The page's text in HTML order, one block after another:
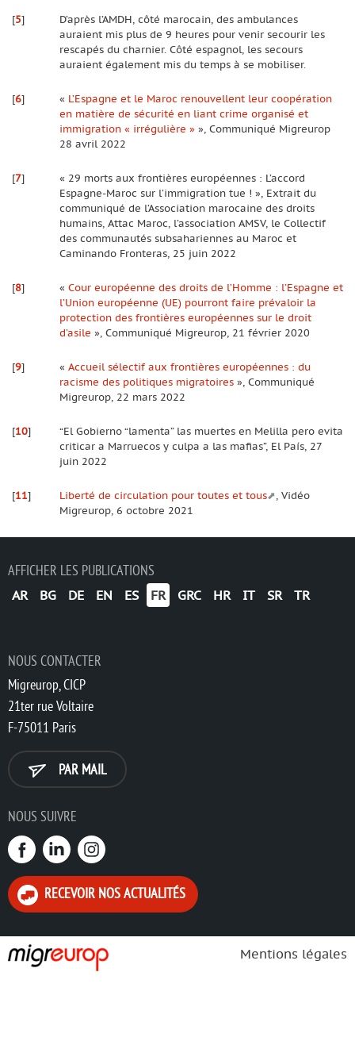
[5]
D’après l’AMDH, côté marocain, des ambulances
auraient mis plus de 9 heures pour venir secourir les
rescapés du charnier. Côté espagnol, les secours
auraient également mis du temps à se mobiliser.
[6] « L’Espagne et le Maroc renouvellent leur coopération
en matière de sécurité en liant crime organisé et
immigration « irrégulière » », Communiqué Migreurop
28 avril 2022
[7]
« 29 morts aux frontières européennes : L’accord
Espagne-Maroc sur l’immigration tue ! », Extrait du
communiqué de l’Association marocaine des droits
humains, Attac Maroc, l’association AMSV, le Collectif
des communautés subsahariennes au Maroc et
Caminando Fronteras, 25 juin 2022
[8] « Cour européenne des droits de l’Homme : l’Espagne et
l’Union européenne (UE) pourront faire prévaloir la
protection des frontières européennes sur le droit
d’asile », Communiqué Migreurop, 21 février 2020
[9] « Accueil sélectif aux frontières européennes : du
racisme des politiques migratoires », Communiqué
Migreurop, 22 mars 2022
[10]
“El Gobierno “lamenta” las muertes en Melilla pero evita
criticar a Marruecos y culpa a las mafias”, El País, 27
juin 2022
[11] Liberté de circulation pour toutes et tous
, Vidéo
Migreurop, 6 octobre 2021
AFFICHER LES PUBLICATIONS
AR BG DE EN ES FR GRC HR IT SR TR
NOUS CONTACTER
Migreurop, CICP
21ter rue Voltaire
F-75011 Paris
PAR MAIL
NOUS SUIVRE
RECEVOIR NOS ACTUALITÉS
Mentions légales